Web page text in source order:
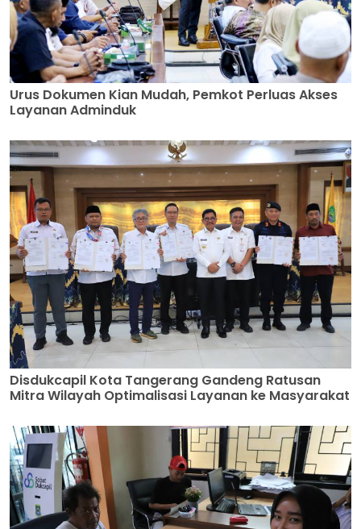
Urus Dokumen Kian Mudah, Pemkot Perluas Akses
Layanan Adminduk
Disdukcapil Kota Tangerang Gandeng Ratusan
Mitra Wilayah Optimalisasi Layanan ke Masyarakat